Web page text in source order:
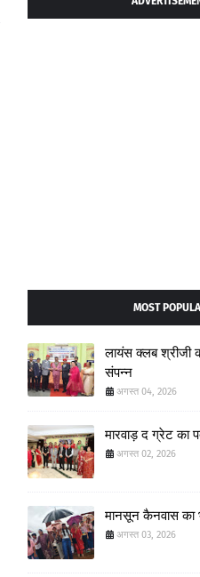
MOST
लायंस क्लब श्रीजी
संपन्न
अगस्त 04, 2026
मारवाड़ द ग्रेट का
अगस्त 02, 2026
मानसून कैनवास
अगस्त 03, 2026